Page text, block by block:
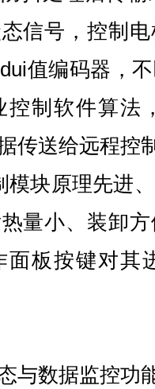
信号，控制
值编码器，
控制软件算法
传送给远程控
模块原理先进
量小、装卸
面板按键对其
与数据监控功